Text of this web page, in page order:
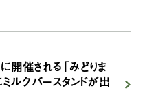
催される「みどりま
ルクバースタンドが出